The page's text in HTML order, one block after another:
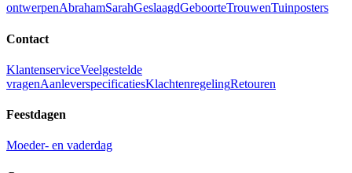
ontwerpenAbrahamSarahGeslaagdGeboorteTrouwenTuinposters
Contact
KlantenserviceVeelgestelde
vragenAanleverspecificatiesKlachtenregelingRetouren
Feestdagen
Moeder- en vaderdag